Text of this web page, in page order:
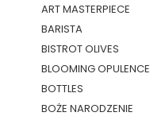
ART MASTERPIECE
BARISTA
BISTROT OLIVES
BLOOMING OPULENCE
BOTTLES
BOŻE NARODZENIE